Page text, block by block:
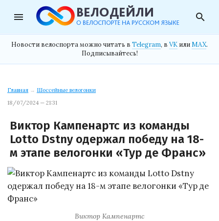
menu search
Новости велоспорта можно читать в Telegram, в VK илиMAX.
Подписывайтесь!
Главная → Шоссейные велогонки
18/07/2024 — 21:31
Виктор Кампенартс из команды
Lotto Dstny одержал победу на 18-
м этапе велогонки «Тур де Франс»
Виктор Кампенартс